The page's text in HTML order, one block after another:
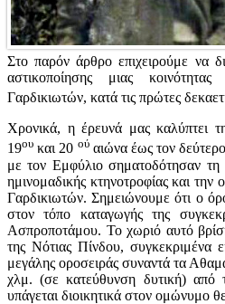
Στο παρόν άρθρο επιχειρούμε να
αστικοποίησης μιας
Γαρδικιωτών, κατά τις πρώτες
Χρονικά, η έρευνά μας καλύπτει
19ου και 20 ούαιώνα έως τον
με τον Εμφύλιο σηματοδότησαν τη
ημινομαδικής κτηνοτροφίας και την
Γαρδικιωτών. Σημειώνουμε ότι ο
στον τόπο καταγωγής της
Ασπροποτάμου. Το χωριό αυτό
της Νότιας Πίνδου, συγκεκριμένα
μεγάλης οροσειράς συναντά τα
χλμ. (σε κατεύθυνση δυτική) από
υπάγεται διοικητικά στον ομώνυμο